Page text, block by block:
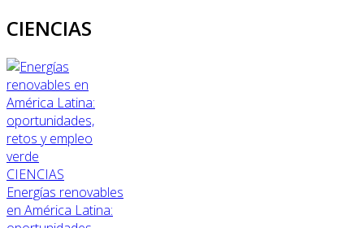
CIENCIAS
CIENCIAS
Energías renovables
en América Latina: